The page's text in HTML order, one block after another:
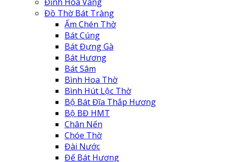
Đồ Thờ Bát Tràng
Ấm Chén Thờ
Bát Cúng
Bát Đựng Gà
Bát Hương
Bát Sâm
Bình Hoa Thờ
Bình Hút Lộc Thờ
Bộ Bát Đĩa Thắp Hương
Bộ BĐ HMT
Chân Nến
Chóe Thờ
Đài Nước
Đế Bát Hương